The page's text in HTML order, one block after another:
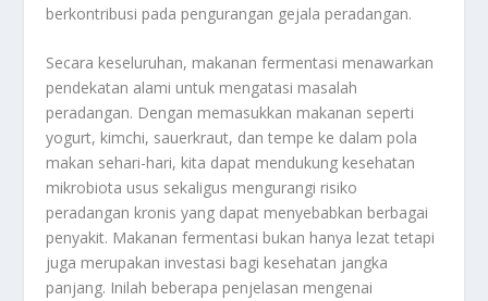
berkontribusi pada pengurangan gejala peradangan.
Secara keseluruhan, makanan fermentasi menawarkan
pendekatan alami untuk mengatasi masalah
peradangan. Dengan memasukkan makanan seperti
yogurt, kimchi, sauerkraut, dan tempe ke dalam pola
makan sehari-hari, kita dapat mendukung kesehatan
mikrobiota usus sekaligus mengurangi risiko
peradangan kronis yang dapat menyebabkan berbagai
penyakit. Makanan fermentasi bukan hanya lezat tetapi
juga merupakan investasi bagi kesehatan jangka
panjang. Inilah beberapa penjelasan mengenai